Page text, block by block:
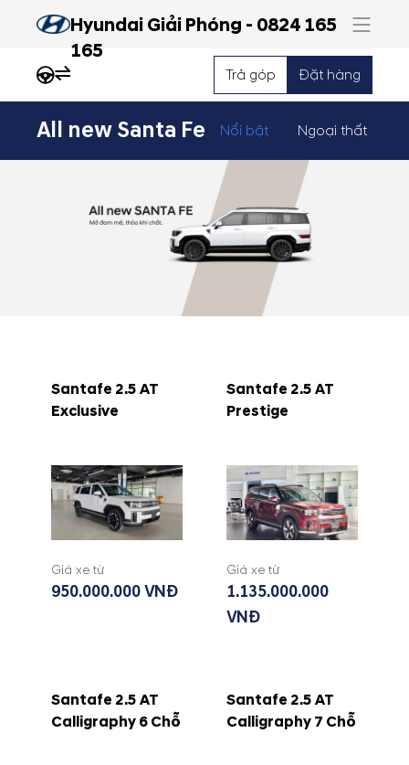
Hyundai Giải Phóng - 0824 165
165
Trả góp Đặt hàng
All new Santa Fe Nổi bật Ngoại thất
Santafe 2.5 AT
Exclusive
Giá xe từ
950.000.000 VNĐ
Santafe 2.5 AT
Prestige
Giá xe từ
1.135.000.000
VNĐ
Santafe 2.5 AT
Calligraphy 6 Chỗ
Santafe 2.5 AT
Calligraphy 7 Chỗ